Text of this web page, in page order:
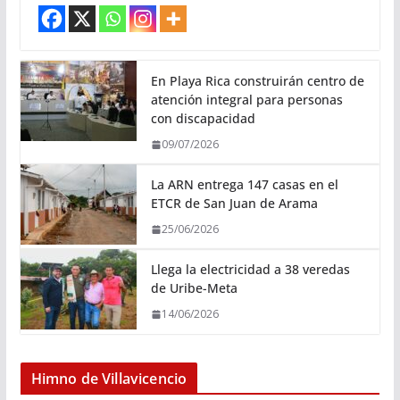
En Playa Rica construirán centro de
atención integral para personas
con discapacidad
09/07/2026
La ARN entrega 147 casas en el
ETCR de San Juan de Arama
25/06/2026
Llega la electricidad a 38 veredas
de Uribe-Meta
14/06/2026
Himno de Villavicencio